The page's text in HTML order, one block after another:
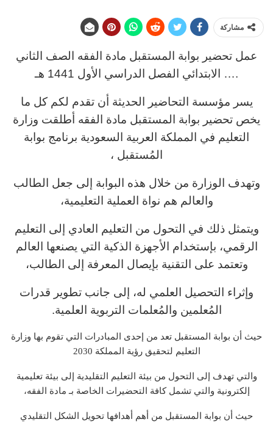
مشاركة
عمل تحضير بوابة المستقبل مادة الفقه الصف الثاني
الابتدائي الفصل الدراسي الأول 1441 هـ ….
يسر مؤسسة التحاضير الحديثة أن تقدم لكم كل ما
يخص تحضير بوابة المستقبل مادة الفقه أطلقت وزارة
التعليم في المملكة العربية السعودية برنامج بوابة
المُستقبل ،
وتهدف الوزارة من خلال هذه البوابة إلى جعل الطالب
والعالم هم نواة العملية التعليمية،
ويتمثل ذلك في التحول من التعليم العادي إلى التعليم
الرقمي، بإستخدام الأجهزة الذكية التي يصنعها العالم
وتعتمد على التقنية بإيصال المعرفة إلى الطالب،
وإثراء التحصيل العلمي له، إلى جانب تطوير قدرات
المُعلمين والمُعلمات التربوية العلمية.
حيث أن بوابة المستقبل تعد من إحدى المبادرات التي تقوم بها وزارة
التعليم لتحقيق رؤية المملكة 2030
والتي تهدف إلى التحول من بيئة التعليم التقليدية إلى بيئة تعليمية
إلكترونية والتي تشمل كافة التحضيرات الخاصة بـ مادة الفقه،
حيث أن بوابة المستقبل من أهم أهدافها تحويل الشكل التقليدي